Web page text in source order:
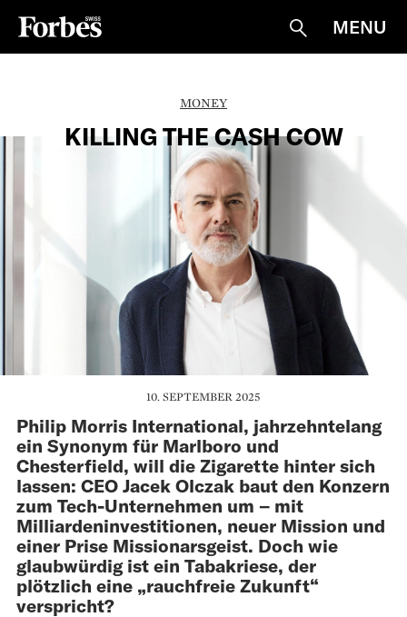
Suche
MENU
MONEY
KILLING THE CASH COW
10. SEPTEMBER 2025
Philip Morris International, jahrzehntelang
ein Synonym für Marlboro und
Chesterfield, will die Zigarette hinter sich
lassen: CEO Jacek Olczak baut den Konzern
zum Tech-Unternehmen um – mit
Milliardeninvestitionen, neuer Mission und
einer Prise Missionarsgeist. Doch wie
glaubwürdig ist ein Tabakriese, der
plötzlich eine „rauchfreie Zukunft“
verspricht?